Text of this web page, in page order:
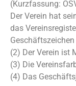
(Kurzfassung:
Der Verein hat
das
(2) Der Verein ist
(3) Die
(4) Das